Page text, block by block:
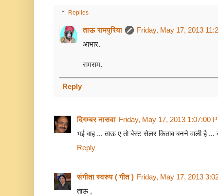
Replies
ताऊ रामपुरिया
Friday, May 17, 2013
आभार.
रामराम.
Reply
दिगम्बर नासवा Friday, May 17, 2013 1:07:00
भई वाह ... ताऊ ए तो बेस्ट सेलर किताब बनने वाली है ...
Reply
संगीता स्वरुप ( गीत ) Friday, May 17, 2013
ताऊ ,